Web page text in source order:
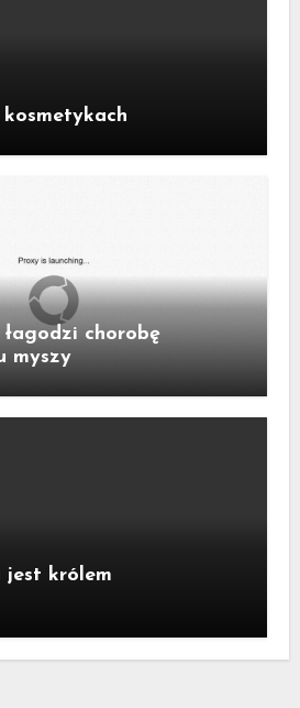
chorobę
myszy
jest królem